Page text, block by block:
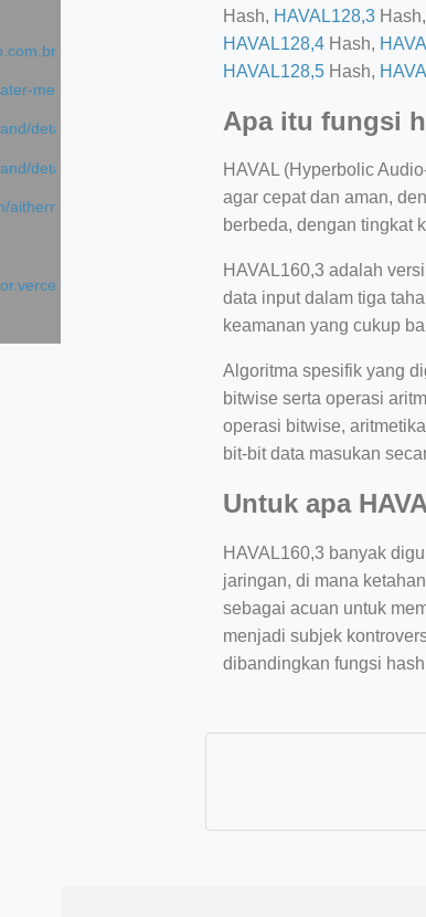
merino-crew-neck-navy-blue/
detail.php
detail.php?c=1013&n=29306
aithermage
feed-calculator
Hash, HAVAL128,3 Hash,
HAVAL128,4 Hash,
HAVAL128,5 Hash,
Apa itu fungsi
HAVAL (Hyperbolic
agar cepat dan aman,
berbeda, dengan tingkat
HAVAL160,3 adalah
data input dalam tiga
keamanan yang cukup
Algoritma spesifik yang
bitwise serta operasi
operasi bitwise,
bit-bit data masukan
Untuk apa
HAVAL160,3 banyak
jaringan, di mana
sebagai acuan untuk
menjadi subjek
dibandingkan fungsi